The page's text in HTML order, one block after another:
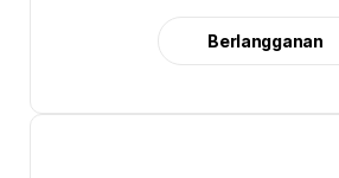
Berlangganan